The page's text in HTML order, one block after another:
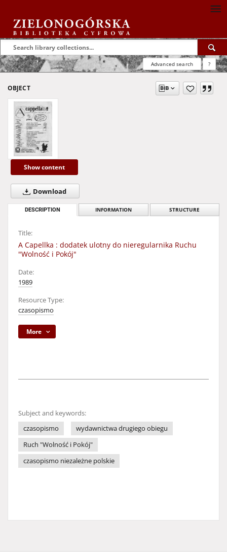
Advanced search ?
OBJECT
Show content
Download
DESCRIPTION INFORMATION STRUCTURE
Title:
A Capellka : dodatek ulotny do nieregularnika Ruchu
"Wolność i Pokój"
Date:
1989
Resource Type:
czasopismo
More
Subject and keywords:
czasopismo
wydawnictwa drugiego obiegu
Ruch "Wolność i Pokój"
czasopismo niezależne polskie